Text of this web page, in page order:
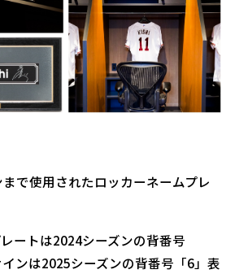
で使用されたロッカーネームプレ
ートは2024シーズンの背番号
インは2025シーズンの背番号「6」表